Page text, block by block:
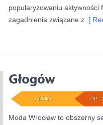
popularyzowaniu aktywności
zagadnienia związane z [
LIP -
ADMIN
Moda Wrocław to obszerny